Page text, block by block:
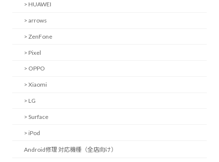
> HUAWEI
> arrows
> ZenFone
> Pixel
> OPPO
> Xiaomi
> LG
> Surface
> iPod
Android修理 対応機種（全店向け）